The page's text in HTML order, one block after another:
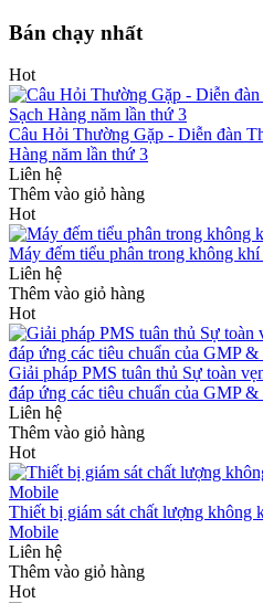
Bán chạy nhất
Hot
Câu Hỏi Thường Gặp - Diễn đàn
Hàng năm lần thứ 3
Liên hệ
Thêm vào giỏ hàng
Hot
Máy đếm tiểu phân trong không
Liên hệ
Thêm vào giỏ hàng
Hot
Giải pháp PMS tuân thủ Sự toàn
đáp ứng các tiêu chuẩn của GMP
Liên hệ
Thêm vào giỏ hàng
Hot
Thiết bị giám sát chất lượng
Mobile
Liên hệ
Thêm vào giỏ hàng
Hot